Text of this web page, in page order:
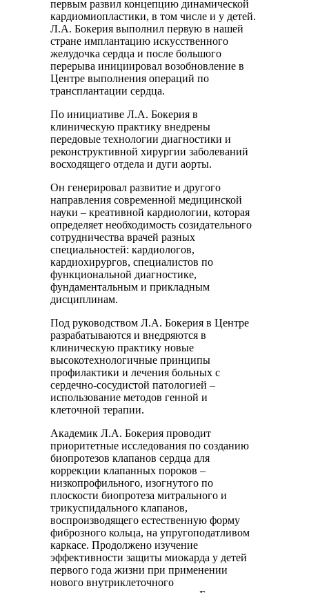
первым развил концепцию динамической
кардиомиопластики, в том числе и у детей.
Л.А. Бокерия выполнил первую в нашей
стране имплантацию искусственного
желудочка сердца и после большого
перерыва инициировал возобновление в
Центре выполнения операций по
трансплантации сердца.
По инициативе Л.А. Бокерия в
клиническую практику внедрены
передовые технологии диагностики и
реконструктивной хирургии заболеваний
восходящего отдела и дуги аорты.
Он генерировал развитие и другого
направления современной медицинской
науки – креативной кардиологии, которая
определяет необходимость созидательного
сотрудничества врачей разных
специальностей: кардиологов,
кардиохирургов, специалистов по
функциональной диагностике,
фундаментальным и прикладным
дисциплинам.
Под руководством Л.А. Бокерия в Центре
разрабатываются и внедряются в
клиническую практику новые
высокотехнологичные принципы
профилактики и лечения больных с
сердечно-сосудистой патологией –
использование методов генной и
клеточной терапии.
Академик Л.А. Бокерия проводит
приоритетные исследования по созданию
биопротезов клапанов сердца для
коррекции клапанных пороков –
низкопрофильного, изогнутого по
плоскости биопротеза митрального и
трикуспидального клапанов,
воспроизводящего естественную форму
фиброзного кольца, на упругоподатливом
каркасе. Продолжено изучение
эффективности защиты миокарда у детей
первого года жизни при применении
нового внутриклеточного